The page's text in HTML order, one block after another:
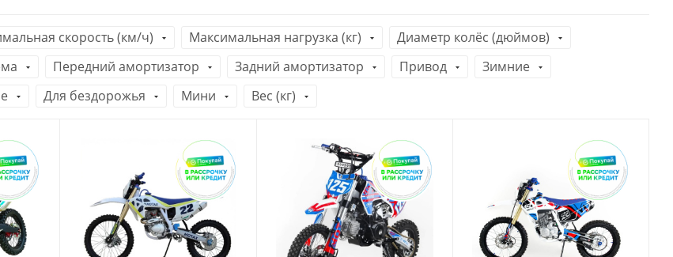
скорость (км/ч) Максимальная нагрузка (кг)
Диаметр колёс (дюймов)
Передний амортизатор Задний амортизатор Привод
Зимние
Для бездорожья Мини Вес (кг)